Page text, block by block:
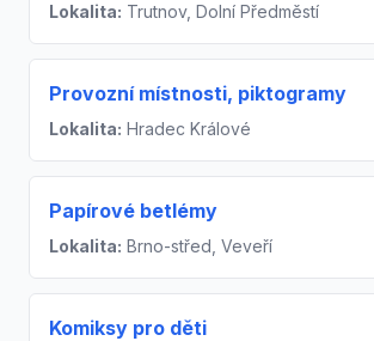
Lokalita: Trutnov, Dolní Předměstí
Provozní místnosti, piktogramy
Lokalita: Hradec Králové
Papírové betlémy
Lokalita: Brno-střed, Veveří
Komiksy pro děti